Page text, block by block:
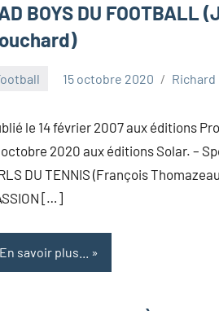
BOYS DU FOOTBALL
15 octobre 2020 Richard
le 14 février 2007 aux éditions
octobre 2020 aux éditions Solar. –
DU TENNIS (François
[…]
En savoir plus...